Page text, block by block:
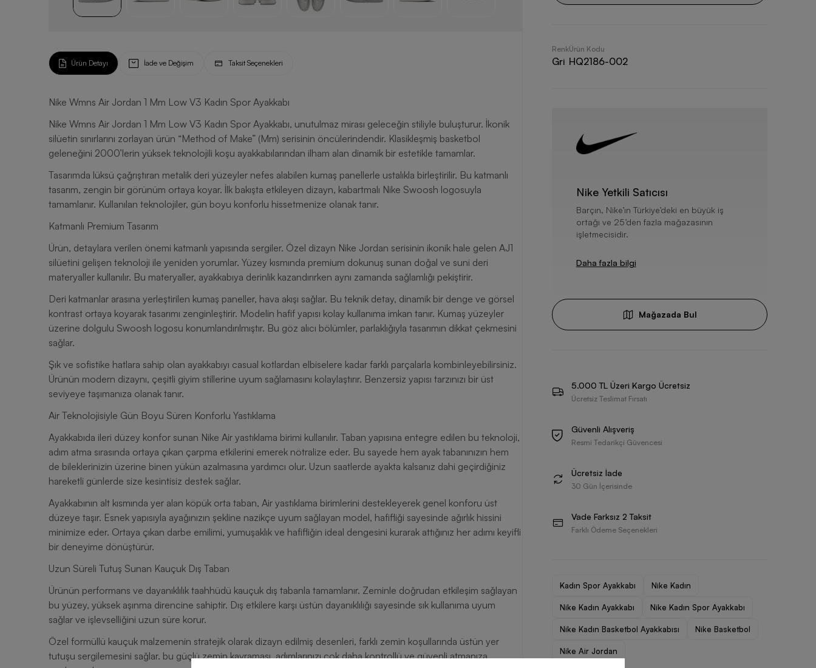
Ürün Detayı İade ve Değişim Taksit Seçenekleri
Nike Wmns Air Jordan 1 Mm Low V3 Kadın Spor Ayakkabı
Nike Wmns Air Jordan 1 Mm Low V3 Kadın Spor Ayakkabı, unutulmaz mirası geleceğin stiliyle buluşturur. İkonik
silüetin sınırlarını zorlayan ürün “Method of Make” (Mm) serisinin öncülerindendir. Klasikleşmiş basketbol
geleneğini 2000’lerin yüksek teknolojili koşu ayakkabılarından ilham alan dinamik bir estetikle tamamlar.
Tasarımda lüksü çağrıştıran metalik deri yüzeyler nefes alabilen kumaş panellerle ustalıkla birleştirilir. Bu katmanlı
tasarım, zengin bir görünüm ortaya koyar. İlk bakışta etkileyen dizayn, kabartmalı Nike Swoosh logosuyla
tamamlanır. Kullanılan teknolojiler, gün boyu konforlu hissetmenize olanak tanır.
Katmanlı Premium Tasarım
Ürün, detaylara verilen önemi katmanlı yapısında sergiler. Özel dizayn Nike Jordan serisinin ikonik hale gelen AJ1
silüetini gelişen teknoloji ile yeniden yorumlar. Yüzey kısmında premium dokunuş sunan doğal ve suni deri
materyaller kullanılır. Bu materyaller, ayakkabıya derinlik kazandırırken aynı zamanda sağlamlığı pekiştirir.
Deri katmanlar arasına yerleştirilen kumaş paneller, hava akışı sağlar. Bu teknik detay, dinamik bir denge ve görsel
kontrast ortaya koyarak tasarımı zenginleştirir. Modelin hafif yapısı kolay kullanıma imkan tanır. Kumaş yüzeyler
üzerine dolgulu Swoosh logosu konumlandırılmıştır. Bu göz alıcı bölümler, parlaklığıyla tasarımın dikkat çekmesini
sağlar.
Şık ve sofistike hatlara sahip olan ayakkabıyı casual kotlardan elbiselere kadar farklı parçalarla kombinleyebilirsiniz.
Ürünün modern dizaynı, çeşitli giyim stillerine uyum sağlamasını kolaylaştırır. Benzersiz yapısı tarzınızı bir üst
seviyeye taşımanıza olanak tanır.
Air Teknolojisiyle Gün Boyu Süren Konforlu Yastıklama
Ayakkabıda ileri düzey konfor sunan Nike Air yastıklama birimi kullanılır. Taban yapısına entegre edilen bu teknoloji,
adım atma sırasında ortaya çıkan çarpma etkilerini emerek nötralize eder. Bu sayede hem ayak tabanınızın hem
de bileklerinizin üzerine binen yükün azalmasına yardımcı olur. Uzun saatlerde ayakta kalsanız dahi geçirdiğiniz
hareketli günlerde size kesintisiz destek sağlar.
Ayakkabının alt kısmında yer alan köpük orta taban, Air yastıklama birimlerini destekleyerek genel konforu üst
düzeye taşır. Esnek yapısıyla ayağınızın şekline nazikçe uyum sağlayan model, hafifliği sayesinde ağırlık hissini
minimize eder. Ortaya çıkan darbe emilimi, yumuşaklık ve hafifliğin ideal dengesini kurarak attığınız her adımı keyifli
bir deneyime dönüştürür.
Uzun Süreli Tutuş Sunan Kauçuk Dış Taban
Ürünün performans ve dayanıklılık taahhüdü kauçuk dış tabanla tamamlanır. Zeminle doğrudan etkileşim sağlayan
bu yüzey, yüksek aşınma direncine sahiptir. Dış etkilere karşı üstün dayanıklılığı sayesinde sık kullanıma uyum
sağlar ve işlevselliğini uzun süre korur.
Özel formüllü kauçuk malzemenin stratejik olarak dizayn edilmiş desenleri, farklı zemin koşullarında üstün yer
tutuşu sergilemesini sağlar. bu güçlü zemin kavraması, adımlarınızı çok daha kontrollü ve güvenli atmanıza
Renk
Gri
Ürün Kodu
HQ2186-002
Nike Yetkili Satıcısı
Barçın, Nike’ın Türkiye’deki en büyük iş
ortağı ve 25’den fazla mağazasının
işletmecisidir.
Daha fazla bilgi
Mağazada Bul
5.000 TL Üzeri Kargo Ücretsiz
Ücretsiz Teslimat Fırsatı
Güvenli Alışveriş
Resmi Tedarikçi Güvencesi
Ücretsiz İade
30 Gün İçerisinde
Vade Farksız 2 Taksit
Farklı Ödeme Seçenekleri
Kadın Spor Ayakkabı Nike Kadın
Nike Kadın Ayakkabı Nike Kadın Spor Ayakkabı
Nike Kadın Basketbol Ayakkabısı Nike Basketbol
Nike Air Jordan